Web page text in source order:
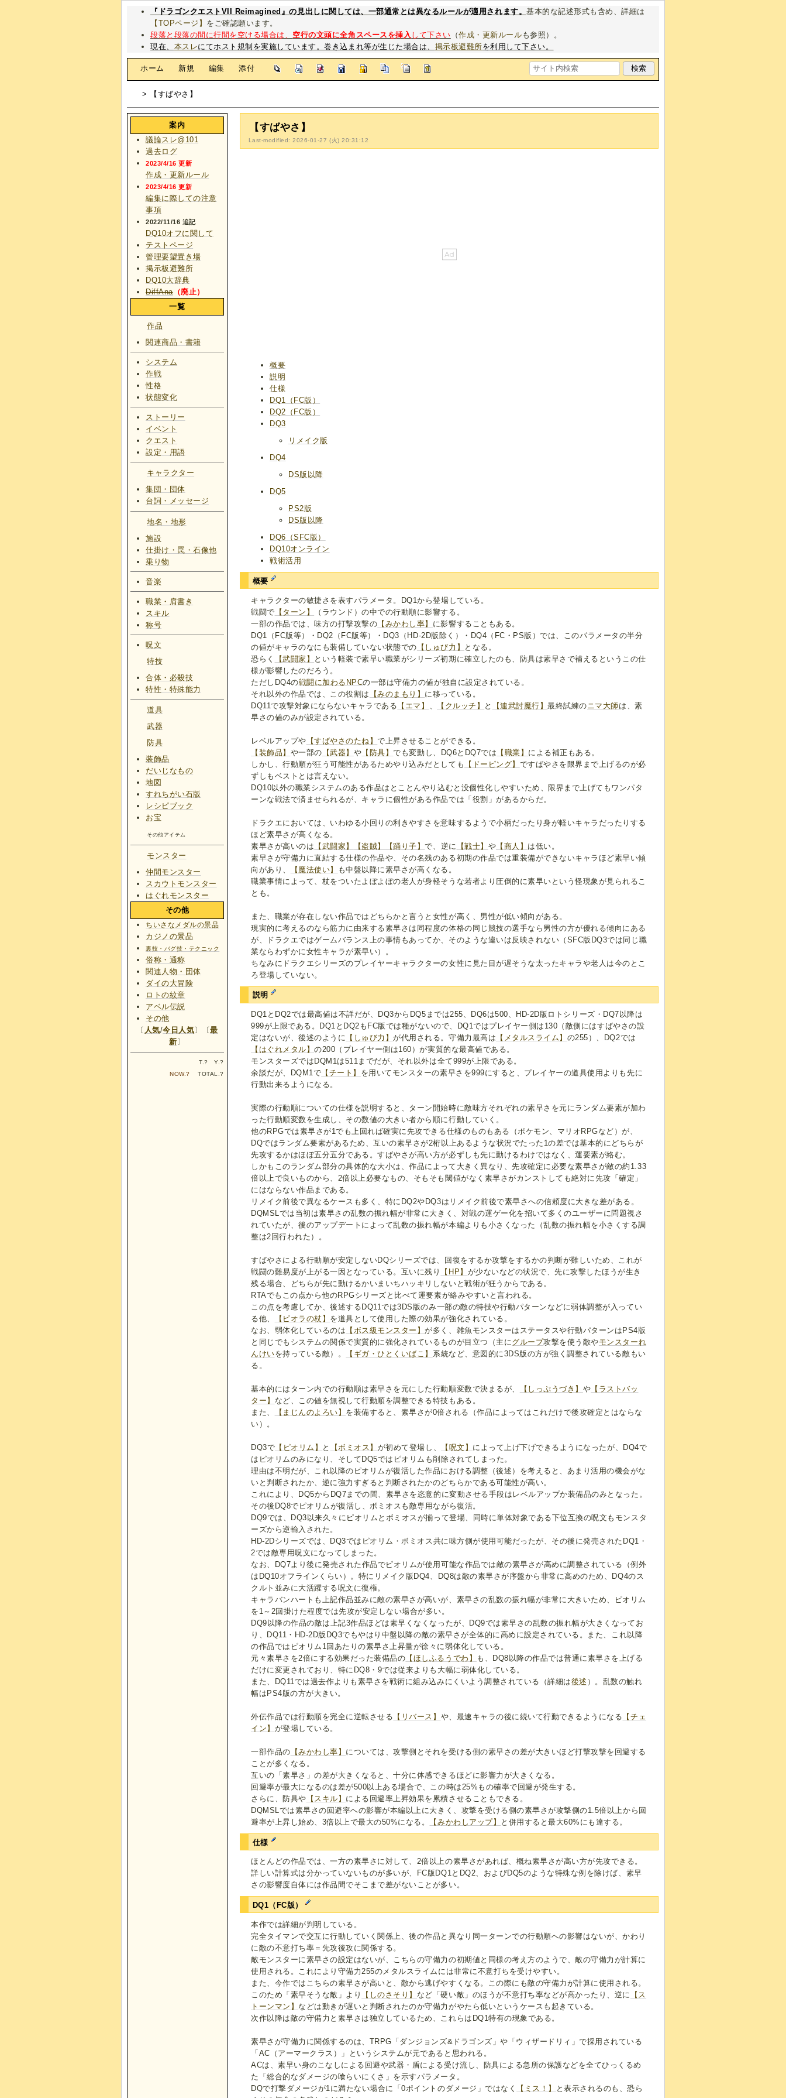
『ドラゴンクエストVII Reimagined』の見出しに関しては、一部通常とは異なるルールが適用されます。基本的な記述形式も含め、詳細は
【TOPページ】 をご確認願います。
段落と段落の間に行間を空ける場合は、 空行の文頭に全角スペースを挿入 して下さい （作成・更新ルール も参照）。
現在、 本スレにてホスト規制を実施しています。巻き込まれ等が生じた場合は、 掲示板避難所を利用して下さい。
ホーム 新規 編集 添付
> 【すばやさ】
【すばやさ】
Last-modified: 2026-01-27 (火) 20:31:12
概要
説明
仕様
DQ1（FC版）
DQ2（FC版）
DQ3
リメイク版
DQ4
DS版以降
DQ5
PS2版
DS版以降
DQ6（SFC版）
DQ10オンライン
戦術活用
概要
キャラクターの敏捷さを表すパラメータ。DQ1から登場している。
戦闘で 【ターン】
（ラウンド）の中での行動順に影響する。
一部の作品では、味方の打撃攻撃の 【みかわし率】 に影響することもある。
DQ1（FC版等）・DQ2（FC版等）・DQ3（HD-2D版除く）・DQ4（FC・PS版）では、このパラメータの半分
の値がキャラのなにも装備していない状態での 【しゅび力】
となる。
恐らく
【武闘家】
という軽装で素早い職業がシリーズ初期に確立したのも、防具は素早さで補えるというこの仕
様が影響したのだろう。
ただしDQ4の戦闘に加わるNPCの一部は守備力の値が独自に設定されている。
それ以外の作品では、この役割は
【みのまもり】 に移っている。
DQ11で攻撃対象にならないキャラである 【エマ】 【クルッチ】 と 【連武討魔行】最終試練の ニマ大師は、素
早さの値のみが設定されている。
レベルアップや 【すばやさのたね】で上昇させることができる。
【装飾品】 や一部の 【武器】 や 【防具】でも変動し、DQ6とDQ7では 【職業】 による補正もある。
しかし、行動順が狂う可能性があるためやり込みだとしても
【ドーピング】 ですばやさを限界まで上げるのが必
ずしもベストとは言えない。
DQ10以外の職業システムのある作品はとことんやり込むと没個性化しやすいため、限界まで上げてもワンパタ
ーンな戦法で済ませられるが、キャラに個性がある作品では「役割」があるからだ。
ドラクエにおいては、いわゆる小回りの利きやすさを意味するようで小柄だったり身が軽いキャラだったりする
ほど素早さが高くなる。
素早さが高いのは 【武闘家】 【盗賊】 【踊り子】で、逆に 【戦士】 や 【商人】 は低い。
素早さが守備力に直結する仕様の作品や、その名残のある初期の作品では重装備ができないキャラほど素早い傾
向があり、
【魔法使い】
も中盤以降に素早さが高くなる。
職業事情によって、杖をついたよぼよぼの老人が身軽そうな若者より圧倒的に素早いという怪現象が見られるこ
とも。
また、職業が存在しない作品ではどちらかと言うと女性が高く、男性が低い傾向がある。
現実的に考えるのなら筋力に由来する素早さは同程度の体格の同じ競技の選手なら男性の方が優れる傾向にある
が、ドラクエではゲームバランス上の事情もあってか、そのような違いは反映されない（SFC版DQ3では同じ職
業ならわずかに女性キャラが素早い）。
ちなみにドラクエシリーズのプレイヤーキャラクターの女性に見た目が遅そうな太ったキャラや老人は今のとこ
ろ登場していない。
説明
DQ1とDQ2では最高値は不詳だが、DQ3からDQ5までは255、DQ6は500、HD-2D版ロトシリーズ・DQ7以降は
999が上限である。DQ1とDQ2もFC版では種がないので、DQ1ではプレイヤー側は130（敵側にはすばやさの設
定はないが、後述のように
【しゅび力】が代用される。守備力最高は 【メタルスライム】 の255）、DQ2では
【はぐれメタル】の200（プレイヤー側は160）が実質的な最高値である。
モンスターズではDQM1は511までだが、それ以外は全て999が上限である。
余談だが、DQM1で 【チート】 を用いてモンスターの素早さを999にすると、プレイヤーの道具使用よりも先に
行動出来るようになる。
実際の行動順についての仕様を説明すると、ターン開始時に敵味方それぞれの素早さを元にランダム要素が加わ
った行動順変数を生成し、その数値の大きい者から順に行動していく。
他のRPGでは素早さが1でも上回れば確実に先攻できる仕様のものもある（ポケモン、マリオRPGなど）が、
DQではランダム要素があるため、互いの素早さが2桁以上あるような状況でたった1の差では基本的にどちらが
先攻するかはほぼ五分五分である。すばやさが高い方が必ずしも先に動けるわけではなく、運要素が絡む。
しかもこのランダム部分の具体的な大小は、作品によって大きく異なり、先攻確定に必要な素早さが敵の約1.33
倍以上で良いものから、2倍以上必要なもの、そもそも閾値がなく素早さがカンストしても絶対に先攻「確定」
にはならない作品まである。
リメイク前後で異なるケースも多く、特にDQ2やDQ3はリメイク前後で素早さへの信頼度に大きな差がある。
DQMSLでは当初は素早さの乱数の振れ幅が非常に大きく、対戦の運ゲー化を招いて多くのユーザーに問題視さ
れていたが、後のアップデートによって乱数の振れ幅が本編よりも小さくなった（乱数の振れ幅を小さくする調
整は2回行われた）。
すばやさによる行動順が安定しないDQシリーズでは、回復をするか攻撃をするかの判断が難しいため、これが
戦闘の難易度が上がる一因となっている。互いに残り
【HP】 が少ないなどの状況で、先に攻撃したほうが生き
残る場合、どちらが先に動けるかいまいちハッキリしないと戦術が狂うからである。
RTAでもこの点から他のRPGシリーズと比べて運要素が絡みやすいと言われる。
この点を考慮してか、後述するDQ11では3DS版のみ一部の敵の特技や行動パターンなどに弱体調整が入ってい
る他、
【ピオラの杖】 を道具として使用した際の効果が強化されている。
なお、弱体化しているのは 【ボス級モンスター】が多く、雑魚モンスターはステータスや行動パターンはPS4版
と同じでもシステムの関係で実質的に強化されているものが目立つ（主に グループ攻撃を使う敵やモンスターれ
んけいを持っている敵）。 【ギガ・ひとくいばこ】 系統など、意図的に3DS版の方が強く調整されている敵もい
る。
基本的にはターン内での行動順は素早さを元にした行動順変数で決まるが、 【しっぷうづき】 や 【ラストバッ
ター】 など、この値を無視して行動順を調整できる特技もある。
また、
【まじんのよろい】 を装備すると、素早さが0倍される（作品によってはこれだけで後攻確定とはならな
い）。
DQ3で 【ピオリム】 と 【ボミオス】 が初めて登場し、 【呪文】 によって上げ下げできるようになったが、DQ4で
はピオリムのみになり、そしてDQ5ではピオリムも削除されてしまった。
理由は不明だが、これ以降のピオリムが復活した作品における調整（後述）を考えると、あまり活用の機会がな
いと判断されたか、逆に強力すぎると判断されたかのどちらかである可能性が高い。
これにより、DQ5からDQ7までの間、素早さを恣意的に変動させる手段はレベルアップか装備品のみとなった。
その後DQ8でピオリムが復活し、ボミオスも敵専用ながら復活。
DQ9では、DQ3以来久々にピオリムとボミオスが揃って登場、同時に単体対象である下位互換の呪文もモンスタ
ーズから逆輸入された。
HD-2Dシリーズでは、DQ3ではピオリム・ボミオス共に味方側が使用可能だったが、その後に発売されたDQ1・
2では敵専用呪文になってしまった。
なお、DQ7より後に発売された作品でピオリムが使用可能な作品では敵の素早さが高めに調整されている（例外
はDQ10オフラインくらい）。特にリメイク版DQ4、DQ8は敵の素早さが序盤から非常に高めのため、DQ4のス
クルト並みに大活躍する呪文に復権。
キャラバンハートも上記作品並みに敵の素早さが高いが、素早さの乱数の振れ幅が非常に大きいため、ピオリム
を1～2回掛けた程度では先攻が安定しない場合が多い。
DQ9以降の作品の敵は上記3作品ほどは素早くなくなったが、DQ9では素早さの乱数の振れ幅が大きくなってお
り、DQ11・HD-2D版DQ3でもやはり中盤以降の敵の素早さが全体的に高めに設定されている。また、これ以降
の作品ではピオリム1回あたりの素早さ上昇量が徐々に弱体化している。
元々素早さを2倍にする効果だった装備品の 【ほしふるうでわ】
も、DQ8以降の作品では普通に素早さを上げる
だけに変更されており、特にDQ8・9では従来よりも大幅に弱体化している。
また、DQ11では過去作よりも素早さを戦術に組み込みにくいよう調整されている（詳細は後述 ）。乱数の触れ
幅はPS4版の方が大きい。
外伝作品では行動順を完全に逆転させる 【リバース】 や、最速キャラの後に続いて行動できるようになる 【チェ
イン】 が登場している。
一部作品の 【みかわし率】 については、攻撃側とそれを受ける側の素早さの差が大きいほど打撃攻撃を回避する
ことが多くなる。
互いの「素早さ」の差が大きくなると、十分に体感できるほどに影響力が大きくなる。
回避率が最大になるのは差が500以上ある場合で、この時は25%もの確率で回避が発生する。
さらに、防具や 【スキル】 による回避率上昇効果を累積させることもできる。
DQMSLでは素早さの回避率への影響が本編以上に大きく、攻撃を受ける側の素早さが攻撃側の1.5倍以上から回
避率が上昇し始め、3倍以上で最大の50%になる。
【みかわしアップ】 と併用すると最大60%にも達する。
仕様
ほとんどの作品では、一方の素早さに対して、2倍以上の素早さがあれば、概ね素早さが高い方が先攻できる。
詳しい計算式は分かっていないものが多いが、FC版DQ1とDQ2、およびDQ5のような特殊な例を除けば、素早
さの影響度自体には作品間でそこまで差がないことが多い。
DQ1（FC版）
本作では詳細が判明している。
完全タイマンで交互に行動していく関係上、後の作品と異なり同一ターンでの行動順への影響はないが、かわり
に敵の不意打ち率＝先攻後攻に関係する。
敵モンスターに素早さの設定はないが、こちらの守備力の初期値と同様の考え方のようで、敵の守備力が計算に
使用される。これにより守備力255のメタルスライムには非常に不意打ちを受けやすい。
また、今作ではこちらの素早さが高いと、敵から逃げやすくなる。この際にも敵の守備力が計算に使用される。
このため「素早そうな敵」より
【しのさそり】 など「硬い敵」のほうが不意打ち率などが高かったり、逆に
【ス
トーンマン】 などは動きが遅いと判断されたのか守備力がやたら低いというケースも起きている。
次作以降は敵の守備力と素早さは独立しているため、これらはDQ1特有の現象である。
素早さが守備力に関係するのは、TRPG「ダンジョンズ&ドラゴンズ」や「ウィザードリィ」で採用されている
「AC（アーマークラス）」というシステムが元であると思われる。
ACは、素早い身のこなしによる回避や武器・盾による受け流し、防具による急所の保護などを全てひっくるめ
た「総合的なダメージの喰らいにくさ」を示すパラメータ。
DQで打撃ダメージが1に満たない場合に「0ポイントのダメージ」ではなく
【ミス！】
と表示されるのも、恐ら
案内
議論スレ@101
過去ログ
2023/4/16 更新
作成・更新ルール
2023/4/16 更新
編集に際しての注意
事項
2022/11/16 追記
DQ10オフに関して
テストページ
管理要望置き場
掲示板避難所
DQ10大辞典
DiffAna（廃止）
一覧
作品
関連商品・書籍
システム
作戦
性格
状態変化
ストーリー
イベント
クエスト
設定・用語
キャラクター
集団・団体
台詞・メッセージ
地名・地形
施設
仕掛け・罠・石像他
乗り物
音楽
職業・肩書き
スキル
称号
呪文
特技
合体・必殺技
特性・特殊能力
道具
武器
防具
装飾品
だいじなもの
地図
すれちがい石版
レシピブック
お宝
その他アイテム
モンスター
仲間モンスター
スカウトモンスター
はぐれモンスター
その他
ちいさなメダルの景品
カジノの景品
裏技・バグ技・テクニック
俗称・通称
関連人物・団体
ダイの大冒険
ロトの紋章
アベル伝説
その他
〔 人気/今日人気〕〔最
新 〕
T.? Y.?
NOW.? TOTAL.?